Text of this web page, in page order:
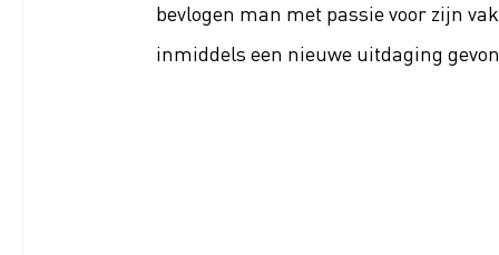
bevlogen man met passie voor zijn
inmiddels een nieuwe uitdaging